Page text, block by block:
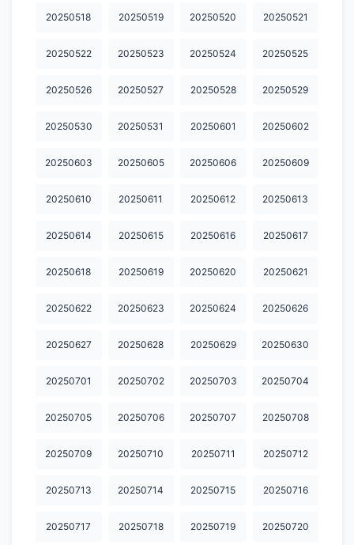
20260623 20260624 20260625 20260626 20260627
20260628 20260629 20260630 20260701 20260702
20260703 20260704 20260705 20260706 20260707
20260802 20260803 20260804 20260805 20260806
20260807
20250518 20250519 20250520 20250521
20250522 20250523 20250524 20250525
20250526 20250527 20250528 20250529
20250530 20250531 20250601 20250602
20250603 20250605 20250606 20250609
20250610 20250611 20250612 20250613
20250614 20250615 20250616 20250617
20250618 20250619 20250620 20250621
20250622 20250623 20250624 20250626
20250627 20250628 20250629 20250630
20250701 20250702 20250703 20250704
20250705 20250706 20250707 20250708
20250709 20250710 20250711 20250712
20250713 20250714 20250715 20250716
20250717 20250718 20250719 20250720